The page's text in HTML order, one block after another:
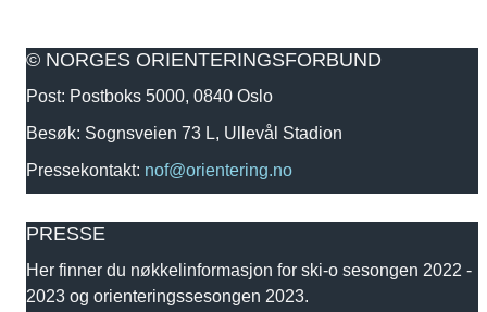
© NORGES ORIENTERINGSFORBUND
Post: Postboks 5000, 0840 Oslo
Besøk: Sognsveien 73 L, Ullevål Stadion
Pressekontakt: nof@orientering.no
PRESSE
Her finner du nøkkelinformasjon for ski-o sesongen 2022 -
2023 og orienteringssesongen 2023.